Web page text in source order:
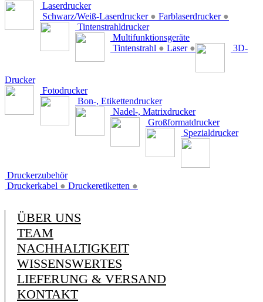
Laserdrucker
Schwarz/Weiß-Laserdrucker ● Farblaserdrucker ●
Tintenstrahldrucker
Multifunktionsgeräte
Tintenstrahl ● Laser ● 3D-
Drucker
Fotodrucker
Bon-, Etikettendrucker
Nadel-, Matrixdrucker
Großformatdrucker
Spezialdrucker
Druckerzubehör
Druckerkabel ● Druckeretiketten ●
ÜBER UNS
TEAM
NACHHALTIGKEIT
WISSENSWERTES
LIEFERUNG & VERSAND
KONTAKT